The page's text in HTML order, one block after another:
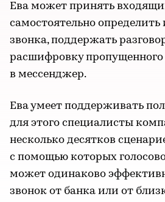
Ева может принять
самостоятельно
звонка, поддержать
расшифровку пропущенного
в мессенджер.
Ева умеет поддерживать
для этого специалисты
несколько десятков
с помощью которых
может одинаково
звонок от банка или от